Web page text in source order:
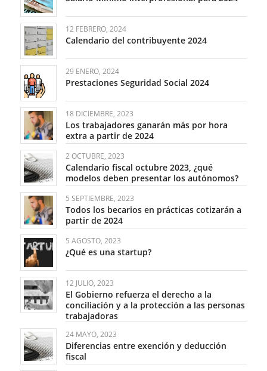
12 FEBRERO, 2024
Calendario del contribuyente 2024
29 ENERO, 2024
Prestaciones Seguridad Social 2024
18 DICIEMBRE, 2023
Los trabajadores ganarán más por hora
extra a partir de 2024
2 OCTUBRE, 2023
Calendario fiscal octubre 2023, ¿qué
modelos deben presentar los autónomos?
5 SEPTIEMBRE, 2023
Todos los becarios en prácticas cotizarán a
partir de 2024
5 AGOSTO, 2023
¿Qué es una startup?
12 JULIO, 2023
El Gobierno refuerza el derecho a la
conciliación y a la protección a las personas
trabajadoras
24 MAYO, 2023
Diferencias entre exención y deducción
fiscal